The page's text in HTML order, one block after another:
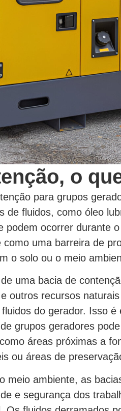
o
para grupos
de fluidos, como óleo
podem ocorrer durante
como uma barreira de
o solo ou o meio
uma bacia de
outros recursos
do gerador. Isso
grupos geradores
áreas próximas a
ou áreas de
meio ambiente, as
e segurança dos